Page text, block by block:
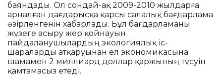
баяндады. Ол сондай-ақ 2009-2010 жылдарға
арналған дағдарысқа қарсы салалық бағдарлама
әзірленгенін хабарлады. Бұл бағдарламаны
жүзеге асыру жер қойнауын
пайдаланушылардың экологиялық іс-
шараларды атқаруынан ел экономикасына
шамамен 2 миллиард доллар қаржының түсуін
қамтамасыз етеді.